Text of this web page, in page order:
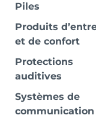
Piles
Produits
et de confort
Protections
auditives
Systèmes de
communication